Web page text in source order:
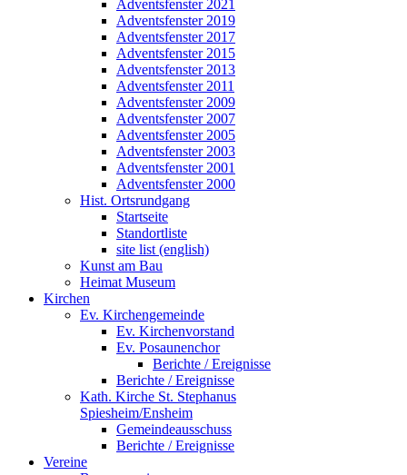
Adventsfenster 2021
Adventsfenster 2019
Adventsfenster 2017
Adventsfenster 2015
Adventsfenster 2013
Adventsfenster 2011
Adventsfenster 2009
Adventsfenster 2007
Adventsfenster 2005
Adventsfenster 2003
Adventsfenster 2001
Adventsfenster 2000
Hist. Ortsrundgang
Startseite
Standortliste
site list (english)
Kunst am Bau
Heimat Museum
Kirchen
Ev. Kirchengemeinde
Ev. Kirchenvorstand
Ev. Posaunenchor
Berichte / Ereignisse
Berichte / Ereignisse
Kath. Kirche St. Stephanus
Spiesheim/Ensheim
Gemeindeausschuss
Berichte / Ereignisse
Vereine